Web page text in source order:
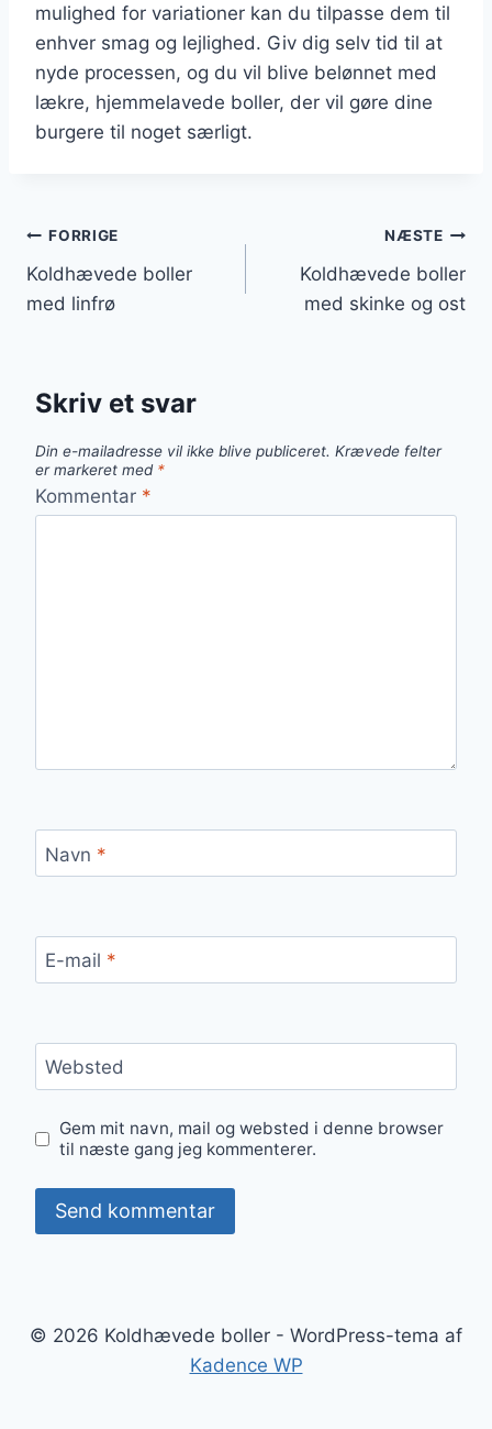
mulighed for variationer kan du tilpasse dem til
enhver smag og lejlighed. Giv dig selv tid til at
nyde processen, og du vil blive belønnet med
lækre, hjemmelavede boller, der vil gøre dine
burgere til noget særligt.
Indlægsnavigation
FORRIGE
Koldhævede boller
med linfrø
NÆSTE
Koldhævede boller
med skinke og ost
Skriv et svar
Din e-mailadresse vil ikke blive publiceret. Krævede felter
er markeret med *
Kommentar *
Navn *
E-mail *
Websted
Gem mit navn, mail og websted i denne browser
til næste gang jeg kommenterer.
© 2026 Koldhævede boller - WordPress-tema af
Kadence WP